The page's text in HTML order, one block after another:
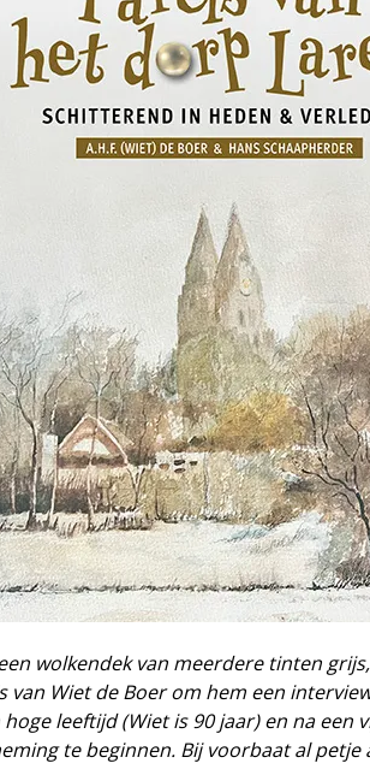
wolkendek van meerdere tinten
van Wiet de Boer om hem een
hoge leeftijd (Wiet is 90 jaar) en na
te beginnen. Bij voorbaat al petje